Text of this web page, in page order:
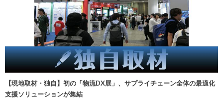
【現地取材・独自】初の「物流DX展」、サプライチェーン全体の最適化
支援ソリューションが集結